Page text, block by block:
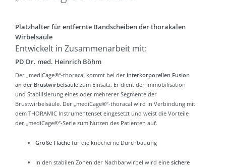
Platzhalter für entfernte Bandscheiben der thorakalen
Wirbelsäule
Entwickelt in Zusammenarbeit mit:
PD Dr. med. Heinrich Böhm
Der „mediCage®“-thoracal kommt bei der interkorporellen Fusion
an der Brustwirbelsäule zum Einsatz. Er dient der Immobilisation
und Stabilisierung eines oder mehrerer Segmente der
Brustwirbelsäule. Der „mediCage®“-thoracal wird in Verbindung mit
dem THORAMIC Instrumentenset eingesetzt und weist die Vorteile
der „mediCage®“-Serie zum Nutzen des Patienten auf.
Große Fläche für die knöcherne Durchbauung
In den stabilen Zonen der Nachbarwirbel wird eine sichere